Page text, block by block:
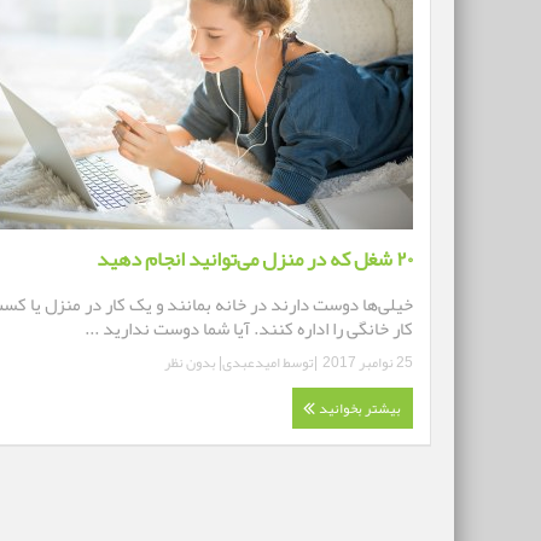
۲۰ شغل که در منزل می‌توانید انجام دهید
خیلی‌ها دوست دارند در خانه بمانند و یک کار در منزل یا
کار خانگی را اداره کنند. آیا شما دوست ندارید ...
25 نوامبر 2017 |توسطامیدعبدی|بدون نظر
بیشتر بخوانید